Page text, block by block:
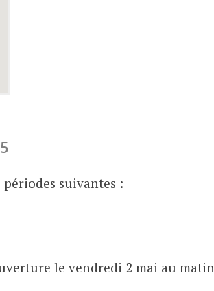
suivantes :
le vendredi 2 mai au matin